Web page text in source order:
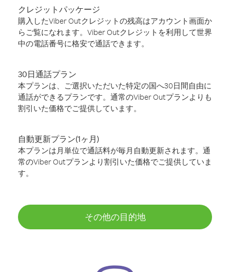
クレジットパッケージ
購入したViber Outクレジットの残高はアカウント画面か
らご覧になれます。Viber Outクレジットを利用して世界
中の電話番号に格安で通話できます。
30日通話プラン
本プランは、ご選択いただいた特定の国へ30日間自由に
通話ができるプランです。通常のViber Outプランよりも
割引いた価格でご提供しています。
自動更新プラン(1ヶ月)
本プランは月単位で通話料が毎月自動更新されます。通
常のViber Outプランより割引いた価格でご提供していま
す。
その他の目的地